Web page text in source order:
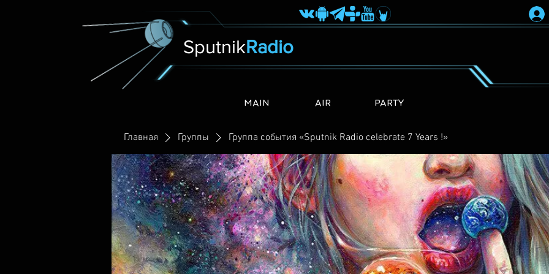
MAIN AIR PARTY
SputnikRadio
Главная Группы Группа события «Sputnik Radio сelebrate 7 Years !»